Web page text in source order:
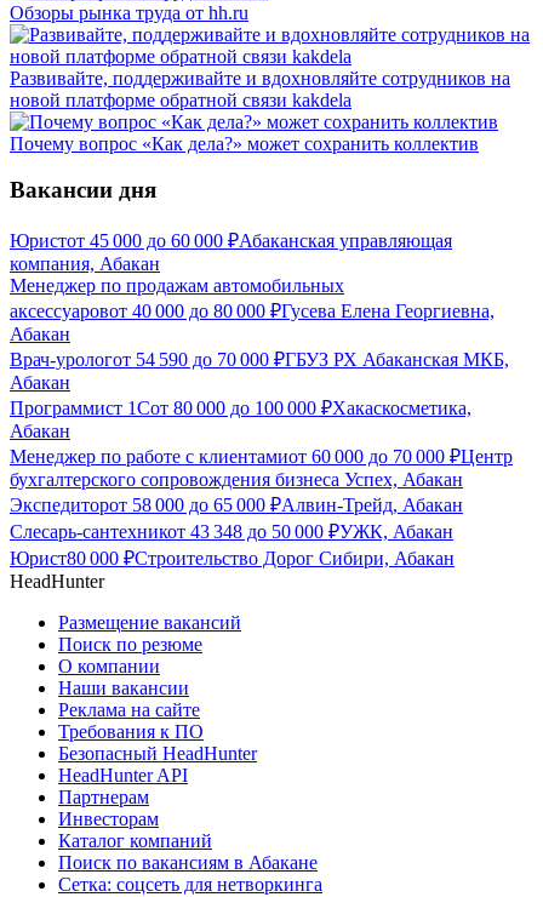
Обзоры рынка труда от hh.ru
Развивайте, поддерживайте и вдохновляйте сотрудников на
новой платформе обратной связи kakdela
Почему вопрос «Как дела?» может сохранить коллектив
Вакансии дня
Юристот 45 000 до 60 000 ₽Абаканская управляющая
компания, Абакан
Менеджер по продажам автомобильных
аксессуаровот 40 000 до 80 000 ₽Гусева Елена Георгиевна,
Абакан
Врач-урологот 54 590 до 70 000 ₽ГБУЗ РХ Абаканская МКБ,
Абакан
Программист 1Сот 80 000 до 100 000 ₽Хакаскосметика,
Абакан
Менеджер по работе с клиентамиот 60 000 до 70 000 ₽Центр
бухгалтерского сопровождения бизнеса Успех, Абакан
Экспедиторот 58 000 до 65 000 ₽Алвин-Трейд, Абакан
Слесарь-сантехникот 43 348 до 50 000 ₽УЖК, Абакан
Юрист80 000 ₽Строительство Дорог Сибири, Абакан
HeadHunter
Размещение вакансий
Поиск по резюме
О компании
Наши вакансии
Реклама на сайте
Требования к ПО
Безопасный HeadHunter
HeadHunter API
Партнерам
Инвесторам
Каталог компаний
Поиск по вакансиям в Абакане
Сетка: соцсеть для нетворкинга